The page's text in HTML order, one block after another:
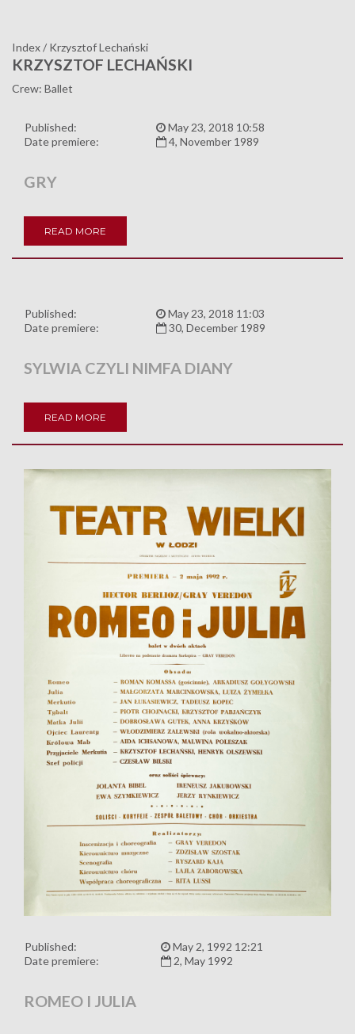
Index/ Krzysztof Lechański
KRZYSZTOF LECHAŃSKI
Crew: Ballet
Published:
May 23, 2018 10:58
Date premiere:
4, November 1989
GRY
READ MORE
Published:
May 23, 2018 11:03
Date premiere:
30, December 1989
SYLWIA CZYLI NIMFA DIANY
READ MORE
Published:
May 2, 1992 12:21
Date premiere:
2, May 1992
ROMEO I JULIA